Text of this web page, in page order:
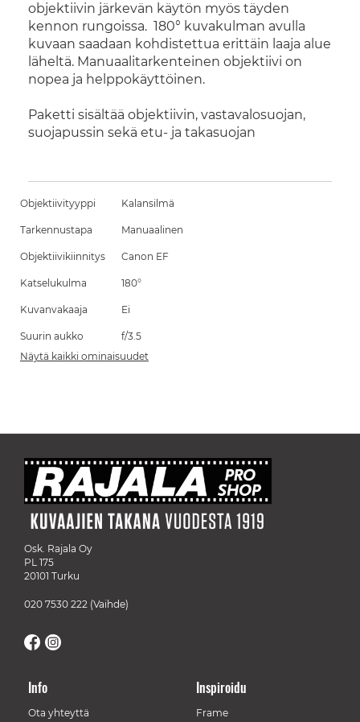
objektiivin järkevän käytön myös täyden
kennon rungoissa. 180° kuvakulman avulla
kuvaan saadaan kohdistettua erittäin laaja alue
läheltä. Manuaalitarkenteinen objektiivi on
nopea ja helppokäyttöinen.
Paketti sisältää objektiivin, vastavalosuojan,
suojapussin sekä etu- ja takasuojan
Objektiivityyppi Kalansilmä
Tarkennustapa Manuaalinen
Objektiivikiinnitys Canon EF
Katselukulma 180°
Kuvanvakaaja Ei
Suurin aukko
f/3.5
Näytä kaikki ominaisuudet
Osk. Rajala Oy
PL 175
20101 Turku
020 7530 222 (Vaihde)
Info
Ota yhteyttä
Inspiroidu
Frame